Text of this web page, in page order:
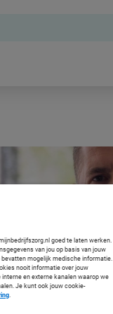
goed te laten werken.
van jou op basis van jouw
bevatten mogelijk medische informatie.
nooit informatie over jouw
en externe kanalen waarop we
Je kunt ook jouw cookie-
.